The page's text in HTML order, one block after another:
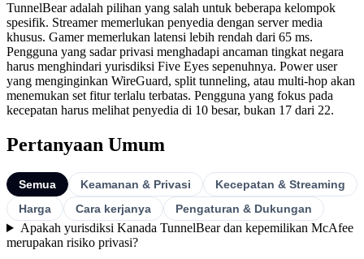
TunnelBear adalah pilihan yang salah untuk beberapa kelompok
spesifik. Streamer memerlukan penyedia dengan server media
khusus. Gamer memerlukan latensi lebih rendah dari 65 ms.
Pengguna yang sadar privasi menghadapi ancaman tingkat negara
harus menghindari yurisdiksi Five Eyes sepenuhnya. Power user
yang menginginkan WireGuard, split tunneling, atau multi-hop akan
menemukan set fitur terlalu terbatas. Pengguna yang fokus pada
kecepatan harus melihat penyedia di 10 besar, bukan 17 dari 22.
Pertanyaan Umum
Semua Keamanan & Privasi
Kecepatan & Streaming
Harga
Cara kerjanya Pengaturan & Dukungan
Apakah yurisdiksi Kanada TunnelBear dan kepemilikan McAfee
merupakan risiko privasi?